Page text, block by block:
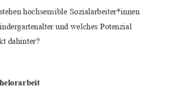
hochsensible Sozialarbeiter*innen
und welches Potenzial
dahinter?